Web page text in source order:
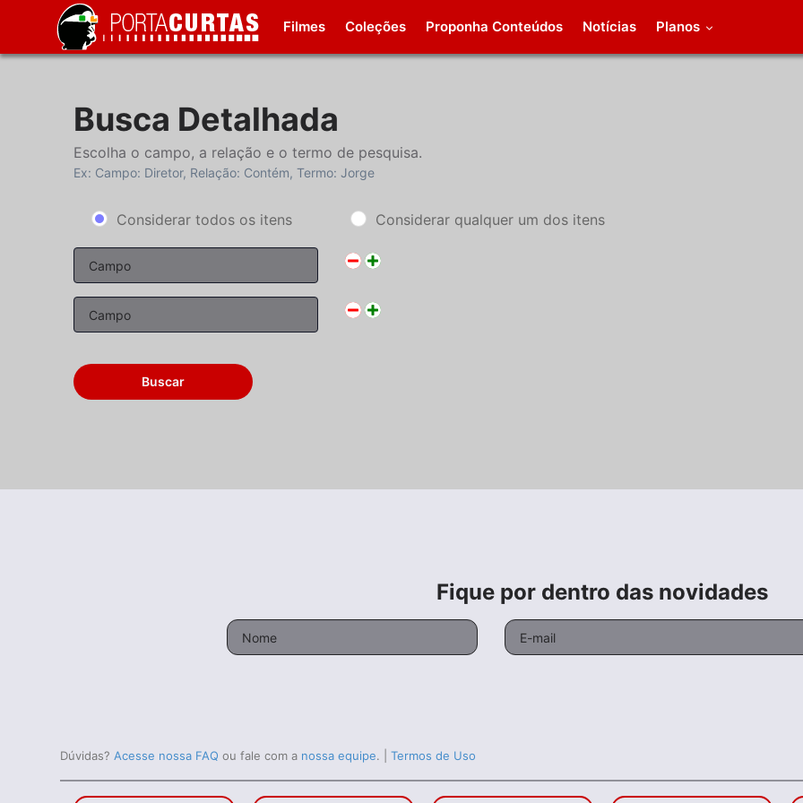
Filmes Coleções Proponha Conteúdos Notícias Planos
Busca Detalhada
Escolha o campo, a relação e o termo de pesquisa.
Ex: Campo: Diretor, Relação: Contém, Termo: Jorge
Considerar todos os itens Considerar qualquer um dos itens
Fique por dentro das novidades
Dúvidas? Acesse nossa FAQ ou fale com a nossa equipe. |Termos de Uso